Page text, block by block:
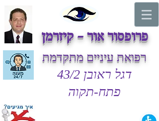
פרופסור אור - קיזרמן
רפואת עיניים מתקדמת
דגל ראובן 43/2
פתח-תקוה